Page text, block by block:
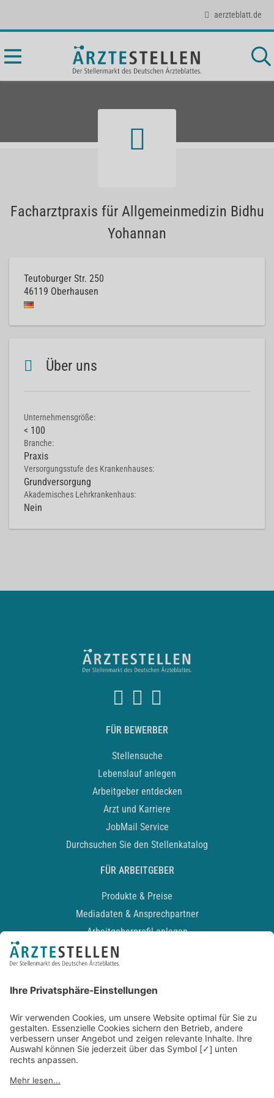
aerzteblatt.de
Facharztpraxis für Allgemeinmedizin Bidhu
Yohannan
Teutoburger Str. 250
46119 Oberhausen
Über uns
Unternehmensgröße:
< 100
Branche:
Praxis
Versorgungsstufe des Krankenhauses:
Grundversorgung
Akademisches Lehrkrankenhaus:
Nein
FÜR BEWERBER
Stellensuche
Lebenslauf anlegen
Arbeitgeber entdecken
Arzt und Karriere
JobMail Service
Durchsuchen Sie den Stellenkatalog
FÜR ARBEITGEBER
Produkte & Preise
Mediadaten & Ansprechpartner
Arbeitgeberprofil anlegen
Recruiting-Podcast
Kontakt
Datenschutz
Newsletter